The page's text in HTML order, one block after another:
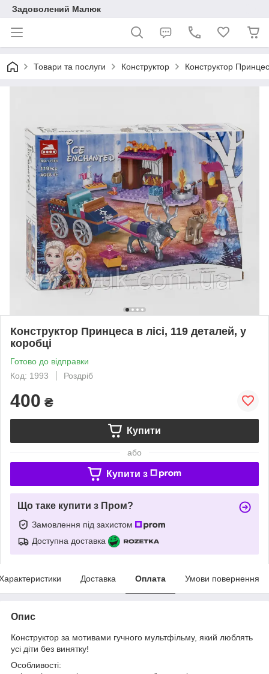
Задоволений Малюк
Товари та послуги Конструктор Конструктор
Конструктор Принцеса в лісі, 119 деталей, у
коробці
Готово до відправки
Код: 1993
Роздріб
400 ₴
Купити
або
Купити з
Що таке купити з Пром?
Замовлення під захистом
Доступна доставка
Доставка Оплата Умови повернення
Опис
Конструктор за мотивами гучного мультфільму, який люблять
усі діти без винятку!
Особливості: